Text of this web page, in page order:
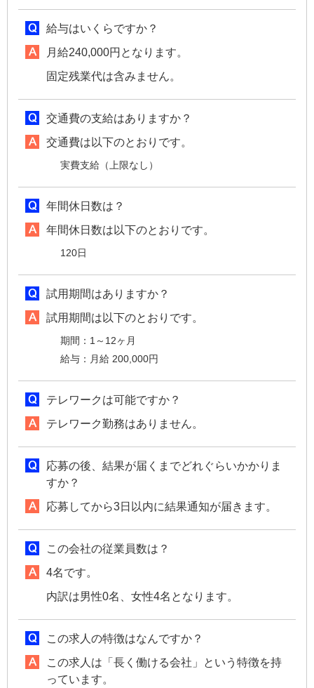
給与はいくらですか？
月給240,000円となります。
固定残業代は含みません。
交通費の支給はありますか？
交通費は以下のとおりです。
実費支給（上限なし）
年間休日数は？
年間休日数は以下のとおりです。
120日
試用期間はありますか？
試用期間は以下のとおりです。
期間：1～12ヶ月
給与：月給 200,000円
テレワークは可能ですか？
テレワーク勤務はありません。
応募の後、結果が届くまでどれぐらいかかりま
すか？
応募してから3日以内に結果通知が届きます。
この会社の従業員数は？
4名です。
内訳は男性0名、女性4名となります。
この求人の特徴はなんですか？
この求人は「長く働ける会社」という特徴を持
っています。